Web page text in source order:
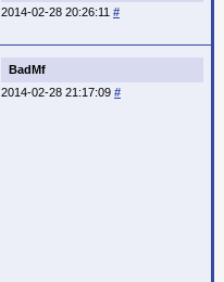
2014-02-28 20:26:11 #
BadMf
2014-02-28 21:17:09 #